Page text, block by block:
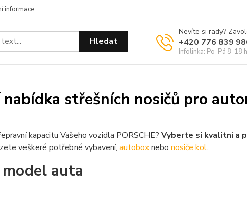
informace
Hledat
Nevíte si rady?
+420 776 839
Infolinka: Po-Pá 8-18
střešních nosičů pro
kapacitu Vašeho vozidla PORSCHE? Vyberte si kvalitní a
veškeré potřebné vybavení, autoboxnebo nosiče kol.
auta